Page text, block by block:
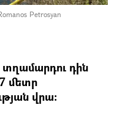
Petrosyan
դին
մետր
վրա։